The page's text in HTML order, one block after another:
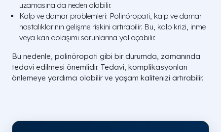
uzamasına da neden olabilir.
Kalp ve damar problemleri: Polinöropati, kalp ve damar
hastalıklarının gelişme riskini artırabilir. Bu, kalp krizi, inme
veya kan dolaşımı sorunlarına yol açabilir.
Bu nedenle, polinöropati gibi bir durumda, zamanında
tedavi edilmesi önemlidir. Tedavi, komplikasyonları
önlemeye yardımcı olabilir ve yaşam kalitenizi artırabilir.